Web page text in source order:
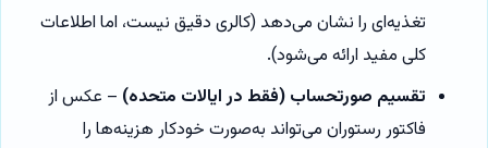
تغذیه‌ای را نشان می‌دهد (کالری دقیق نیست، اما اطلاعات
کلی مفید ارائه می‌شود).
تقسیم صورتحساب (فقط در ایالات متحده) – عکس از
فاکتور رستوران می‌تواند به‌صورت خودکار هزینه‌ها را